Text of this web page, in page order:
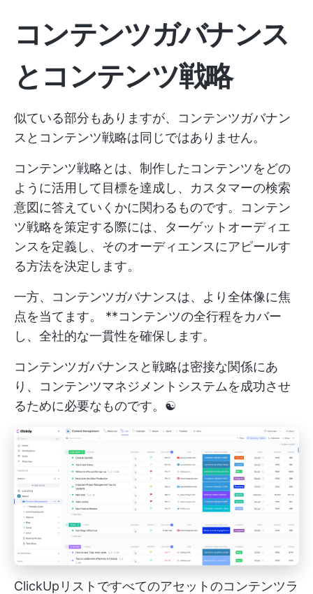
コンテンツガバナンス
とコンテンツ戦略
似ている部分もありますが、コンテンツガバナン
スとコンテンツ戦略は同じではありません。
コンテンツ戦略とは、制作したコンテンツをどの
ように活用して目標を達成し、カスタマーの検索
意図に答えていくかに関わるものです。コンテン
ツ戦略を策定する際には、ターゲットオーディエ
ンスを定義し、そのオーディエンスにアピールす
る方法を決定します。
一方、コンテンツガバナンスは、より全体像に焦
点を当てます。 **コンテンツの全行程をカバー
し、全社的な一貫性を確保します。
コンテンツガバナンスと戦略は密接な関係にあ
り、コンテンツマネジメントシステムを成功させ
るために必要なものです。☯️
ClickUpリストですべてのアセットのコンテンツラ